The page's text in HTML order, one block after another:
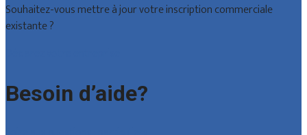
Souhaitez-vous mettre à jour votre inscription commerciale
existante ?
Besoin d’aide?